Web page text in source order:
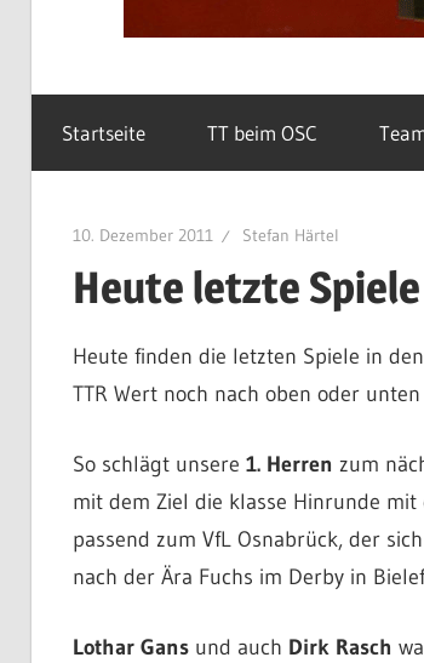
Startseite TT beim OSC
10. Dezember 2011 Stefan Härtel
Heute letzte
Heute finden die letzten Spiele in
TTR Wert noch nach oben oder
So schlägt unsere 1. Herren zum
mit dem Ziel die klasse Hinrunde
passend zum VfL Osnabrück, der
nach der Ära Fuchs im Derby in
Lothar Gansund auch Dirk Rasch